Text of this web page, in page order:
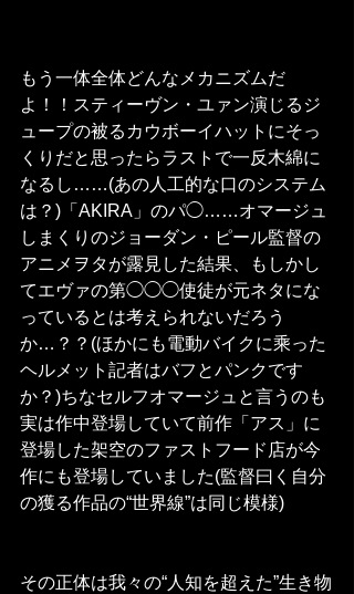
もう一体全体どんなメカニズムだ
よ！！スティーヴン・ユァン演じるジ
ュープの被るカウボーイハットにそっ
くりだと思ったらラストで一反木綿に
なるし……(あの人工的な口のシステム
は？)「AKIRA」のパ◯……オマージュ
しまくりのジョーダン・ピール監督の
アニメヲタが露見した結果、もしかし
てエヴァの第◯◯◯使徒が元ネタにな
っているとは考えられないだろう
か…？？(ほかにも電動バイクに乘った
ヘルメット記者はバフとパンクです
か？)ちなセルフオマージュと言うのも
実は作中登場していて前作「アス」に
登場した架空のファストフード店が今
作にも登場していました(監督曰く自分
の獲る作品の“世界線”は同じ模様)
その正体は我々の“人知を超えた”生き物